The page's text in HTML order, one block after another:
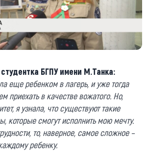
БГПУ имени М.Танка:
еще ребенком в лагерь, и уже тогда
приехать в качестве вожатого. Но,
я узнала, что существуют такие
которые смогут исполнить мою мечту.
то, наверное, самое сложное –
ребенку.